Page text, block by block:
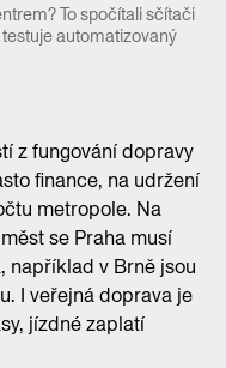
To spočítali sčítači
automatizovaný
z fungování dopravy
finance, na udržení
metropole. Na
se Praha musí
například v Brně jsou
I veřejná doprava je
jízdné zaplatí